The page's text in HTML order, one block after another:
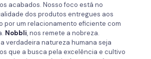
acabados. Nosso foco está no
dos produtos entregues aos
por um relacionamento eficiente com
Nobbli, nos remete a nobreza.
verdadeira natureza humana seja
que a busca pela excelência e cultivo